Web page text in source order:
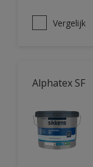
Vergelijk
Alphatex SF